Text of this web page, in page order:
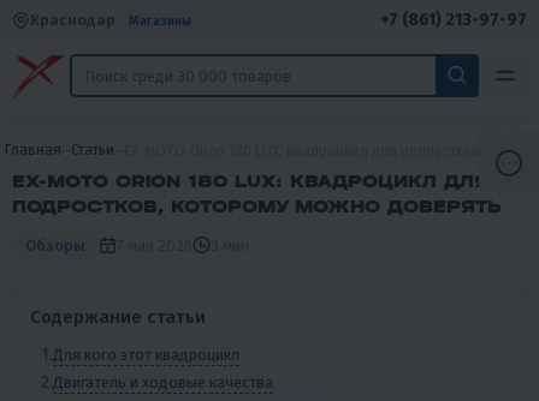
Краснодар Магазины +7 (861) 213-97-97
Главная Статьи EX-MOTO Orion 180 LUX: квадроцикл для подростков,
EX-MOTO ORION 180 LUX: КВАДРОЦИКЛ ДЛЯ
ПОДРОСТКОВ, КОТОРОМУ МОЖНО ДОВЕРЯТЬ
Обзоры
Содержание статьи
Для кого этот квадроцикл
Двигатель и ходовые качества